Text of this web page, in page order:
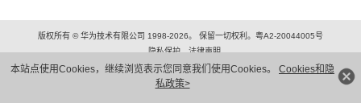
本站点使用Cookies，继续浏览表示您同意我们使用Cookies。 Cookies和隐
私政策>
版权所有 © 华为技术有限公司 1998-2026。 保留一切权利。粤A2-20044005号
隐私保护
法律声明